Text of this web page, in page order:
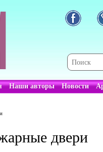
Наши авторы Новости
двери